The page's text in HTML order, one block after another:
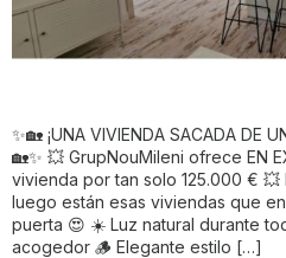
✨🏡 ¡UNA VIVIENDA SACADA DE
🏡✨ 💥 GrupNouMileni ofrece EN
vivienda por tan solo 125.000 €
luego están esas viviendas que
puerta 😍 ☀️ Luz natural durante
acogedor 🪵 Elegante estilo […]